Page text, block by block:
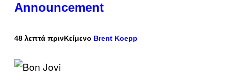
Announcement
48 λεπτά πρινΚείμενο Brent Koepp